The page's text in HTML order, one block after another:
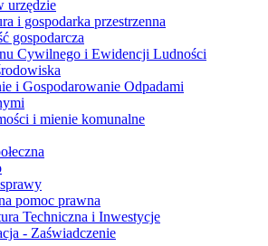
urzędzie
i gospodarka przestrzenna
gospodarcza
Cywilnego i Ewidencji Ludności
i Gospodarowanie Odpadami
i mienie komunalne
pomoc prawna
Techniczna i Inwestycje
- Zaświadczenie